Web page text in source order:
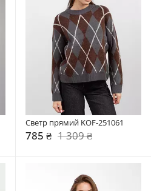
Светр прямий KOF-251061
785 ₴ 1 309 ₴